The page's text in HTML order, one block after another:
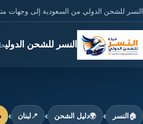
النسر للشحن الدولي من السعودية إلى وجهات
النسر للشحن الدولي
🏠النسر ›
🌍دليل الشحن ›
📍لبنان ›